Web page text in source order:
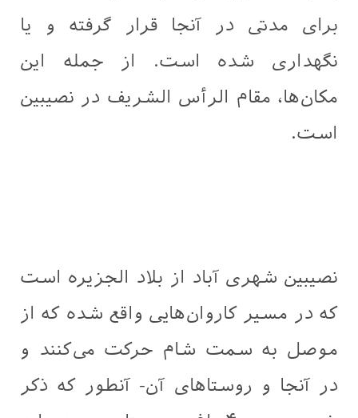
برای مدتی در آنجا قرار گرفته و یا
نگهداری شده است. از جمله این
مکان‌ها، مقام الرأس الشریف در نصیبین
است.
نصیبین شهری آباد از بلاد الجزیره است
که در مسیر کاروان‌هایی واقع شده که از
موصل به سمت شام حرکت می‌کنند و
در آنجا و روستاهای آن- آنطور که ذکر